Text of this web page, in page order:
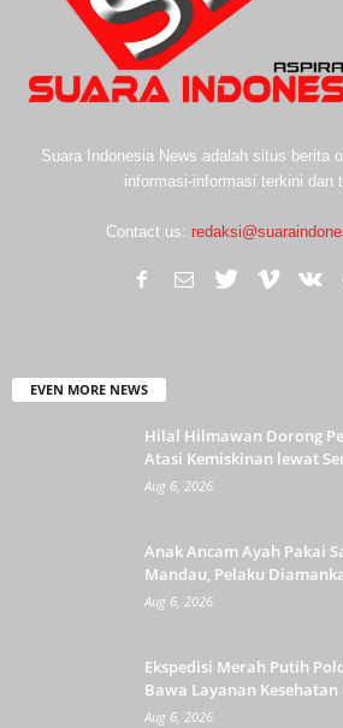
Suara Indonesia News adalah situs berita
informasi-informasi terkini dan
Contact us:
EVEN MORE NEWS
Hilal Hilmawan Dorong
Atasi Kemiskinan lewat
Aug 6, 2026
Anak Ancam Ayah Pakai
Mandau, Pelaku
Aug 6, 2026
Ekspedisi Merah Putih
Bawa Layanan
Aug 6, 2026